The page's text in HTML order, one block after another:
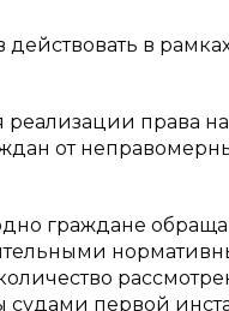
в
права
от
граждане
судами первой